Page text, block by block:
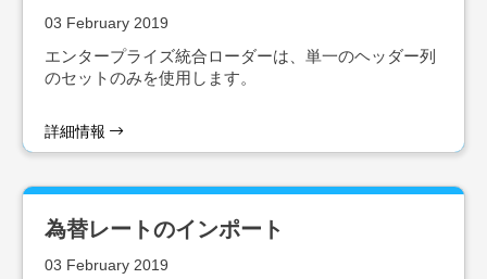
03 February 2019
エンタープライズ統合ローダーは、単一のヘッダー列
のセットのみを使用します。
詳細情報
為替レートのインポート
03 February 2019